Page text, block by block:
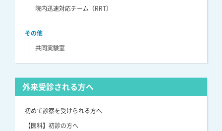
院内迅速対応チーム（RRT）
その他
共同実験室
外来受診される方へ
初めて診察を受けられる方へ
【医科】初診の方へ